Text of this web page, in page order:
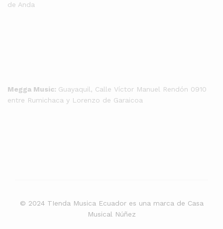
de Anda
Megga Music: Guayaquil, Calle Víctor Manuel Rendón 0910
entre Rumichaca y Lorenzo de Garaicoa
© 2024 TIenda Musica Ecuador es una marca de Casa
Musical Núñez